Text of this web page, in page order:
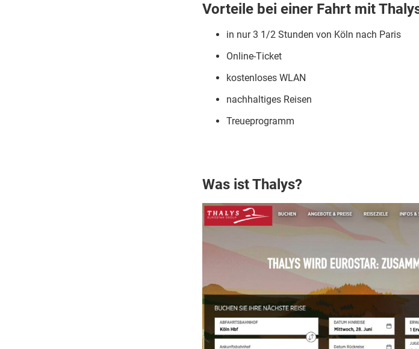
Vorteile bei einer Fahrt mit
in nur 3 1/2 Stunden von Köln nach Paris
Online-Ticket
kostenloses WLAN
nachhaltiges Reisen
Treueprogramm
Was ist Thalys?